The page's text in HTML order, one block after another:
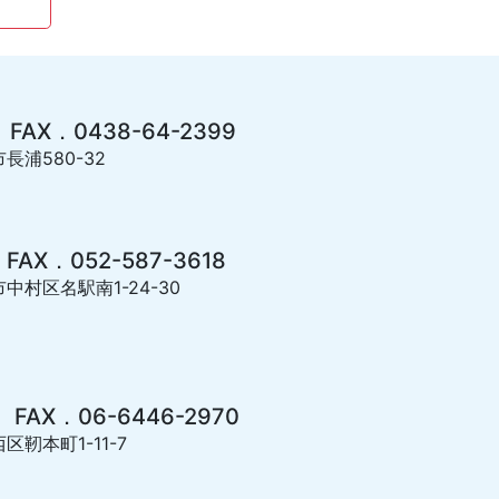
．0438-64-2399
長浦580-32
．052-587-3618
村区名駅南1-24-30
．06-6446-2970
靭本町1-11-7